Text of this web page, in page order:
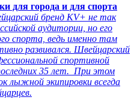
для города и для спорта
бренд KV+ не так
аудитории, но его
спорта, ведь именно там
развивался. Швейцарский
спортивной
35 лет. При этом
лыжной экипировки всегда